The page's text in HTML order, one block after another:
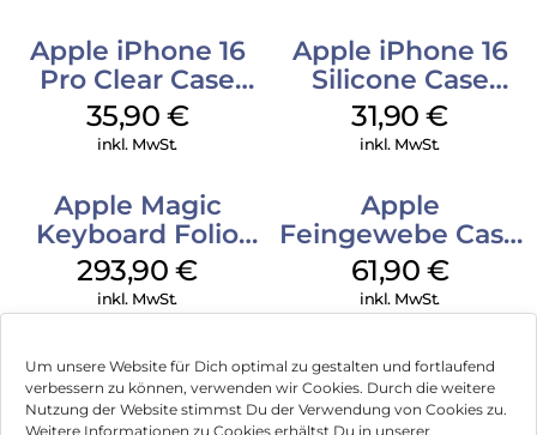
Um unsere Website für Dich optimal zu gestalten und fortlaufend
verbessern zu können, verwenden wir Cookies. Durch die weitere
Nutzung der Website stimmst Du der Verwendung von Cookies zu.
Weitere Informationen zu Cookies erhältst Du in unserer
Apple iPhone 16
Pro Clear Case
MagSafe
Transparent
35,90 €
inkl. MwSt.
Apple iPhone 16
Silicone Case
MagSafe Fuchsia
31,90€
inkl. MwSt.
Apple Magic
Keyboard Folio
iPad 10.9″ (10.Gen.)
Weiß
293,90€
inkl. MwSt.
Apple
Feingewebe Case
iPhone 15 Pro
MagSafe Schwarz
61,90 €
inkl. MwSt.
Impressum